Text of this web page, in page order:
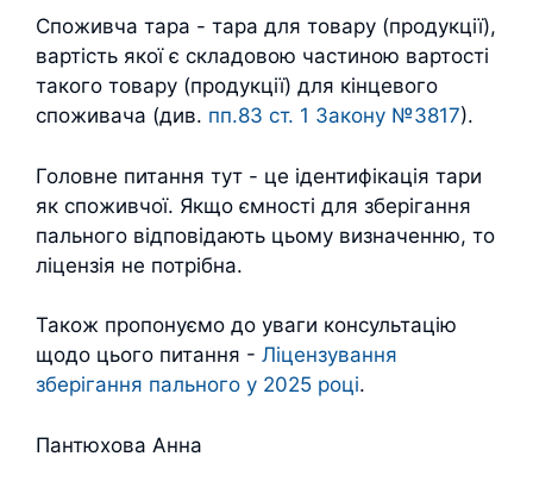
Споживча тара - тара для товару (продукції),
вартість якої є складовою частиною вартості
такого товару (продукції) для кінцевого
споживача (див. пп.83 ст. 1 Закону №3817).
Головне питання тут - це ідентифікація тари
як споживчої. Якщо ємності для зберігання
пального відповідають цьому визначенню, то
ліцензія не потрібна.
Також пропонуємо до уваги консультацію
щодо цього питання - Ліцензування
зберігання пального у 2025 році.
Пантюхова Анна